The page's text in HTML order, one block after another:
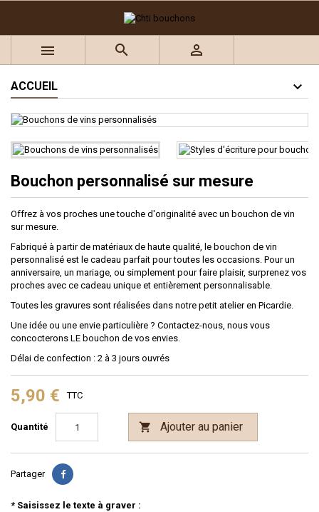
  
ACCUEIL
Bouchon personnalisé sur mesure
Offrez à vos proches une touche d'originalité avec un bouchon de vin
sur mesure.
Fabriqué à partir de matériaux de haute qualité, le bouchon de vin
personnalisé est le cadeau parfait pour toutes les occasions. Pour un
anniversaire, un mariage, ou simplement pour faire plaisir, surprenez vos
proches avec ce cadeau unique et entièrement personnalisable.
Toutes les gravures sont réalisées dans notre petit atelier en Picardie.
Une idée ou une envie particulière ? Contactez-nous, nous vous
concocterons LE bouchon de vos envies.
Délai de confection : 2 à 3 jours ouvrés
5,90 € TTC
Quantité  Ajouter au panier
Partager
* Saisissez le texte à graver :